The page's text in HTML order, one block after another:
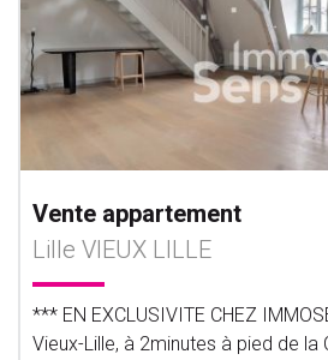
Vente appartement
Lille VIEUX LILLE
*** EN EXCLUSIVITE CHEZ
Vieux-Lille, à 2minutes à pied de la